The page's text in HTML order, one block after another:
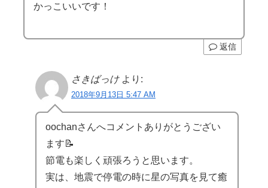
かっこいいです！
返信
さきばっけ より:
2018年9月13日 5:47 AM
oochanさんへコメントありがとうござい
ます📝
節電も楽しく頑張ろうと思います。
実は、地震で停電の時に星の写真を見て癒